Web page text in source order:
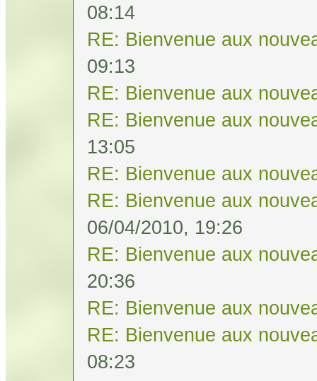
08:14
RE: Bienvenue aux
09:13
RE: Bienvenue aux
RE: Bienvenue aux
13:05
RE: Bienvenue aux
RE: Bienvenue aux
06/04/2010, 19:26
RE: Bienvenue aux
20:36
RE: Bienvenue aux
RE: Bienvenue aux
08:23